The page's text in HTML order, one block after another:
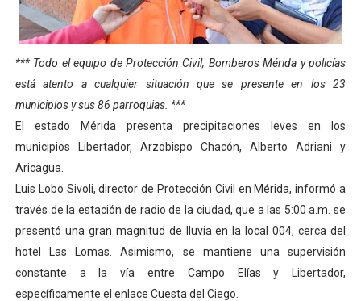
Corposalud inició talleres para aspirantes al curso de
Fortalecen formación académica de médicos en
Fortaleciendo la economía comunal en El Vigía con
Campo Elías consolida plan de bacheo en el sector La
Fundecem inició con éxito el taller vacacional de
El Lactario del Iahula celebra la Semana Mundial de la
Plan Vacacional "Venezuela Ríe 2026" brinda
Iniciación al yoga reúne a diversos clubes deportivos
*** Todo el equipo de Protección Civil, Bomberos Mérida y policías
está atento a cualquier situación que se presente en los 23
municipios y sus 86 parroquias. ***
El estado Mérida presenta precipitaciones leves en los
municipios Libertador, Arzobispo Chacón, Alberto Adriani y
Aricagua.
Luis Lobo Sivoli, director de Protección Civil en Mérida, informó a
través de la estación de radio de la ciudad, que a las 5:00 a.m. se
presentó una gran magnitud de lluvia en la local 004, cerca del
hotel Las Lomas. Asimismo, se mantiene una supervisión
constante a la vía entre Campo Elías y Libertador,
específicamente el enlace Cuesta del Ciego.